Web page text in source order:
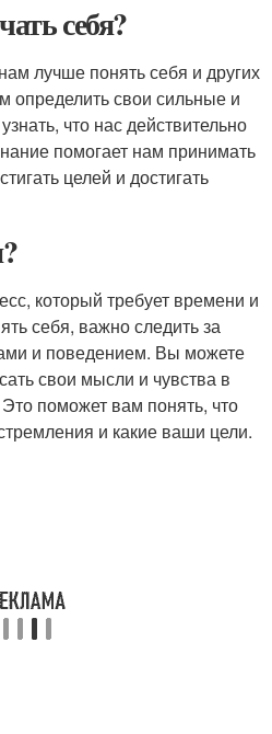
себя?
лучше понять себя и других
определить свои сильные и
что нас действительно
помогает нам принимать
целей и достигать
который требует времени и
себя, важно следить за
и поведением. Вы можете
свои мысли и чувства в
поможет вам понять, что
и какие ваши цели.